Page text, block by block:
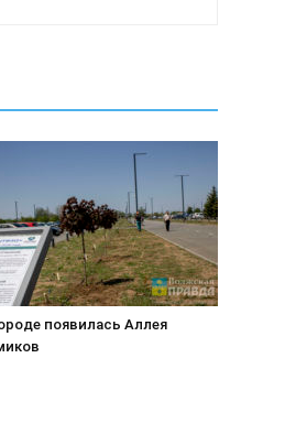
появилась Аллея